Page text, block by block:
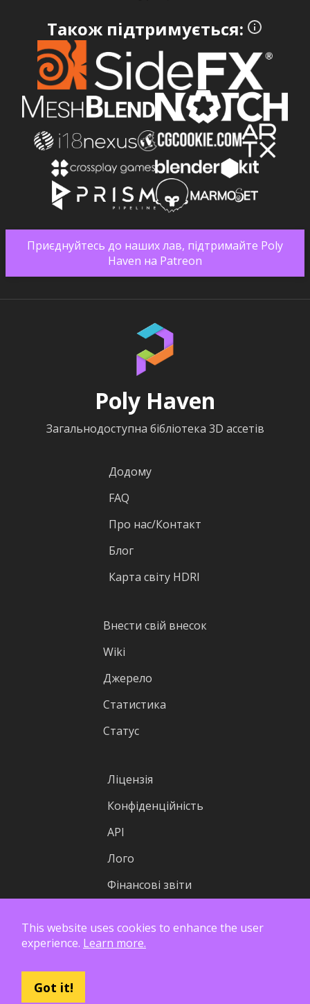
Також підтримується:
Приєднуйтесь до наших лав, підтримайте Poly
Haven на Patreon
Poly Haven
Загальнодоступна бібліотека 3D ассетів
Додому
FAQ
Про нас/Контакт
Блог
Карта світу HDRI
Внести свій внесок
Wiki
Джерело
Статистика
Статус
Ліцензія
Конфіденційність
API
Лого
Фінансові звіти
This website uses cookies to enhance the user
experience. Learn more.
Got it!